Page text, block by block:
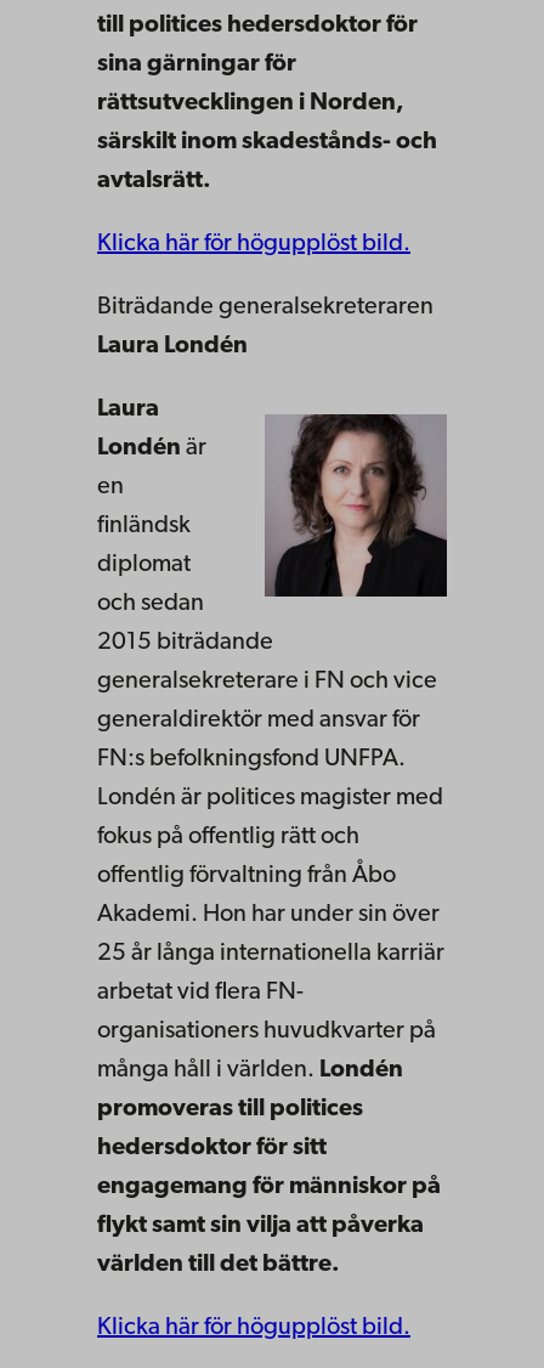
till politices hedersdoktor för
sina gärningar för
rättsutvecklingen i Norden,
särskilt inom skadestånds- och
avtalsrätt.
Klicka här för högupplöst bild.
Biträdande generalsekreteraren
Laura Londén
Laura
Londén är
en
finländsk
diplomat
och sedan
2015 biträdande
generalsekreterare i FN och vice
generaldirektör med ansvar för
FN:s befolkningsfond UNFPA.
Londén är politices magister med
fokus på offentlig rätt och
offentlig förvaltning från Åbo
Akademi. Hon har under sin över
25 år långa internationella karriär
arbetat vid flera FN-
organisationers huvudkvarter på
många håll i världen. Londén
promoveras till politices
hedersdoktor för sitt
engagemang för människor på
flykt samt sin vilja att påverka
världen till det bättre.
Klicka här för högupplöst bild.